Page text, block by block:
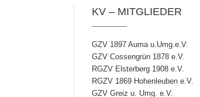
KV – MITGLIEDER
GZV 1897 Auma u.Umg.e.V.
GZV Cossengrün 1878 e.V.
RGZV Elsterberg 1908 e.V.
RGZV 1869 Hohenleuben e.V.
GZV Greiz u. Umg. e.V.